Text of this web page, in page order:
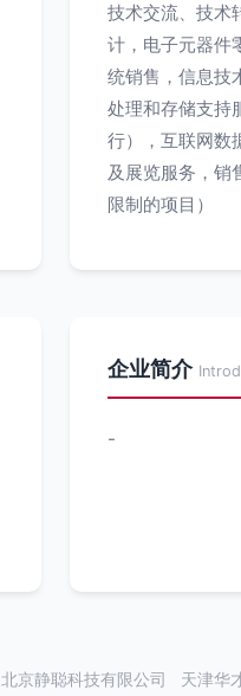
技术交流、技术
计，电子元器件
统销售，信息技
处理和存储支持
行），互联网数
及展览服务，销
限制的项目）
企业简介
-
北京静聪科技有限公司 天津华